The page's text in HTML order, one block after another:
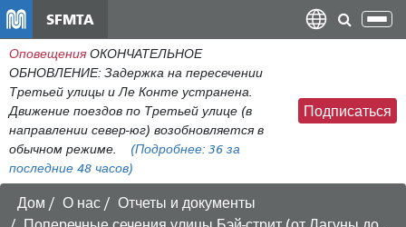
содержанию
SFMTA
Оповещения ОКОНЧАТЕЛЬНОЕ
ОБНОВЛЕНИЕ: Задержка на пересечении
Третьей улицы и Ле Конте устранена.
Движение поездов по Третьей улице (в
направлении север-юг) возобновляется в
обычном режиме.
(Подробнее: 36 за
последние 48 часов)
Подписаться
Дом О нас
Отчеты и документы